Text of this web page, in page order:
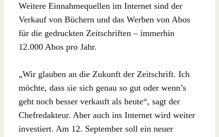
Weitere Einnahmequellen im Internet sind der
Verkauf von Büchern und das Werben von Abos
für die gedruckten Zeitschriften – immerhin
12.000 Abos pro Jahr.
„Wir glauben an die Zukunft der Zeitschrift. Ich
möchte, dass sie sich genau so gut oder wenn’s
geht noch besser verkauft als heute“, sagt der
Chefredakteur. Aber auch ins Internet wird weiter
investiert. Am 12. September soll ein neuer